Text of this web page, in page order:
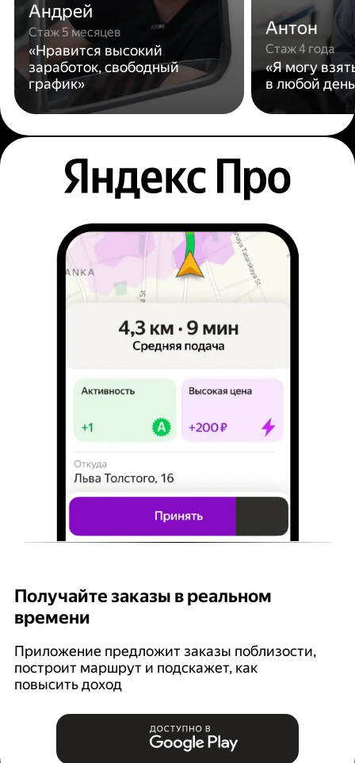
Андрей
Стаж 5 месяцев
«Нравится высокий
заработок, свободный
график»
Антон
Стаж 4 года
«Я могу
в любой
Получайте заказы в реальном
времени
Приложение предложит заказы поблизости,
построит маршрут и подскажет, как
повысить доход